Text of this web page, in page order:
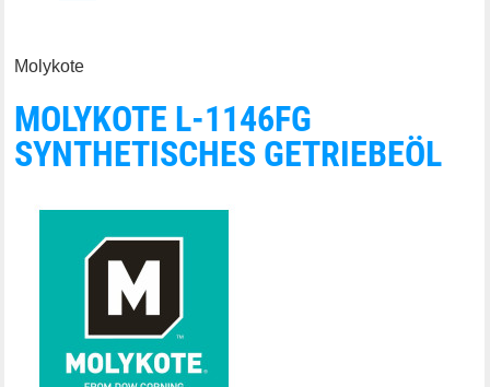
Molykote
MOLYKOTE L-1146FG
SYNTHETISCHES GETRIEBEÖL